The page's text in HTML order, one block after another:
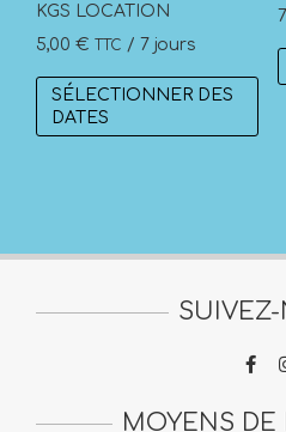
KGS LOCATION
5,00 € TTC / 7 jours
SÉLECTIONNER DES
DATES
MOYENS DE